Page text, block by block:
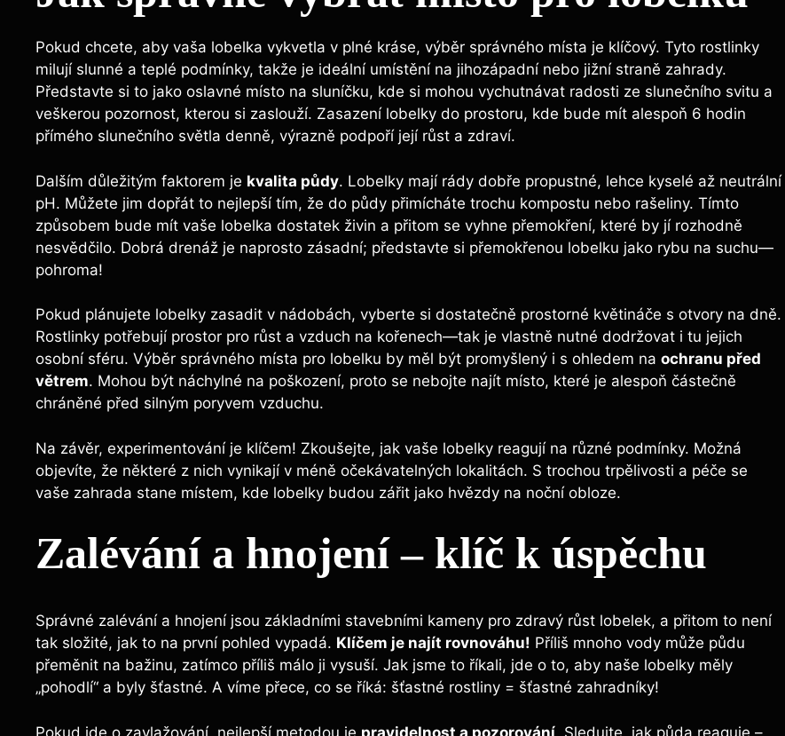
Pokud chcete, aby vaša lobelka vykvetla v plné kráse, výběr správného místa je klíčový. Tyto rostlinky
milují slunné a teplé podmínky, takže je ideální umístění na jihozápadní nebo jižní straně zahrady.
Představte si to jako oslavné místo na sluníčku, kde si mohou vychutnávat radosti ze slunečního svitu a
veškerou pozornost, kterou si zaslouží. Zasazení lobelky do prostoru, kde bude mít alespoň 6 hodin
přímého slunečního světla denně, výrazně podpoří její růst a zdraví.
Dalším důležitým faktorem je kvalita půdy. Lobelky mají rády dobře propustné, lehce kyselé až neutrální
pH. Můžete jim dopřát to nejlepší tím, že do půdy přimícháte trochu kompostu nebo rašeliny. Tímto
způsobem bude mít vaše lobelka dostatek živin a přitom se vyhne přemokření, které by jí rozhodně
nesvědčilo. Dobrá drenáž je naprosto zásadní; představte si přemokřenou lobelku jako rybu na suchu—
pohroma!
Pokud plánujete lobelky zasadit v nádobách, vyberte si dostatečně prostorné květináče s otvory na dně.
Rostlinky potřebují prostor pro růst a vzduch na kořenech—tak je vlastně nutné dodržovat i tu jejich
osobní sféru. Výběr správného místa pro lobelku by měl být promyšlený i s ohledem na ochranu před
větrem. Mohou být náchylné na poškození, proto se nebojte najít místo, které je alespoň částečně
chráněné před silným poryvem vzduchu.
Na závěr, experimentování je klíčem! Zkoušejte, jak vaše lobelky reagují na různé podmínky. Možná
objevíte, že některé z nich vynikají v méně očekávatelných lokalitách. S trochou trpělivosti a péče se
vaše zahrada stane místem, kde lobelky budou zářit jako hvězdy na noční obloze.
Zalévání a hnojení – klíč k úspěchu
Správné zalévání a hnojení jsou základními stavebními kameny pro zdravý růst lobelek, a přitom to není
tak složité, jak to na první pohled vypadá. Klíčem je najít rovnováhu! Příliš mnoho vody může půdu
přeměnit na bažinu, zatímco příliš málo ji vysuší. Jak jsme to říkali, jde o to, aby naše lobelky měly
„pohodlí“ a byly šťastné. A víme přece, co se říká: šťastné rostliny = šťastné zahradníky!
Pokud jde o zavlažování, nejlepší metodou je pravidelnost a pozorování . Sledujte, jak půda reaguje –